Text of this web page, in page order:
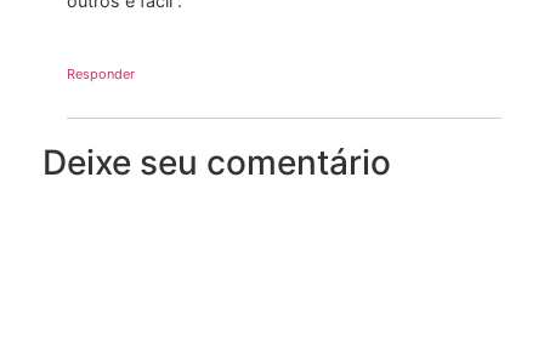
Responder
Deixe seu comentário